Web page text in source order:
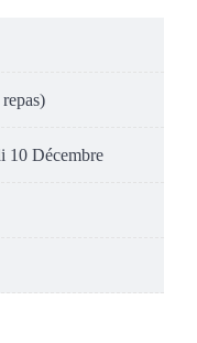
10 Décembre